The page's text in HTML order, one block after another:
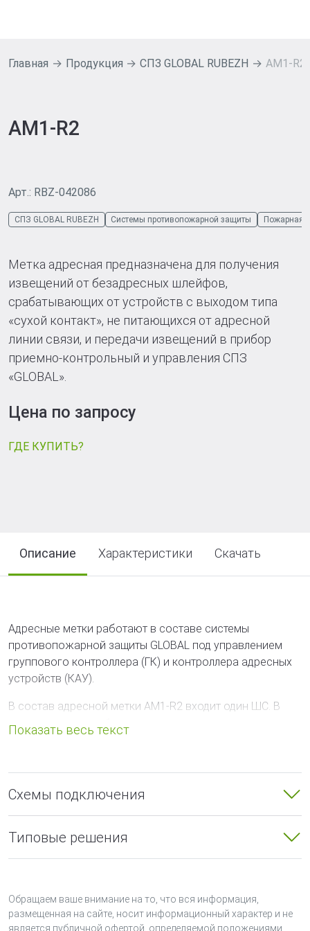
Главная Продукция СПЗ GLOBAL RUBEZH AM1-R2
AM1-R2
Арт.: RBZ-042086
СПЗ GLOBAL RUBEZH Системы противопожарной защиты Пожарная
Метка адресная предназначена для получения
извещений от безадресных шлейфов,
срабатывающих от устройств с выходом типа
«сухой контакт», не питающихся от адресной
линии связи, и передачи извещений в прибор
приемно-контрольный и управления СПЗ
«GLOBAL».
Цена по запросу
ГДЕ КУПИТЬ?
Описание Характеристики Скачать
Адресные метки работают в составе системы
противопожарной защиты GLOBAL под управлением
группового контроллера (ГК) и контроллера адресных
устройств (КАУ).
В состав адресной метки АМ1-R2 входит один ШС. В
системе занимает 1 адрес.
Устройство и принцип работы
Адресные метки конструктивно выполнены в
Корпус адресной метки имеет возможность установки
на DIN-рейку с помощью элемента крепления,
Схемы подключения
Типовые решения
Обращаем ваше внимание на то, что вся информация,
размещенная на сайте, носит информационный характер и не
является публичной офертой, определяемой положениями